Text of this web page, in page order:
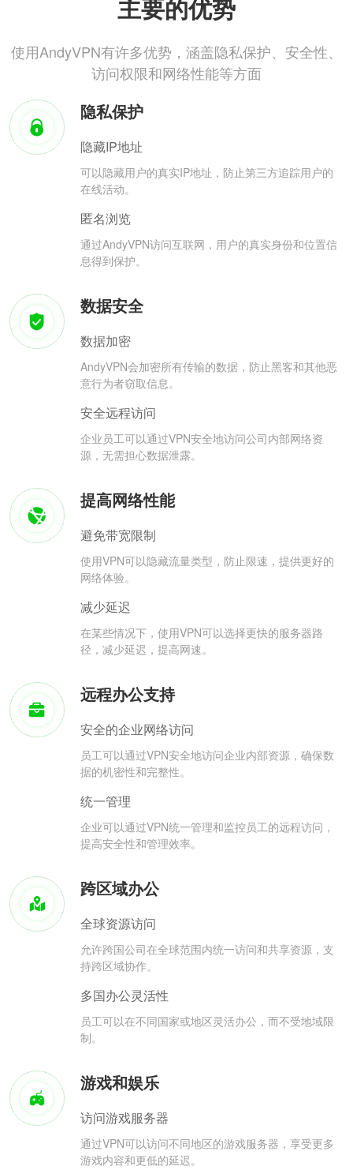
主要的优势
使用AndyVPN有许多优势，涵盖隐私保护、安全性、
访问权限和网络性能等方面
隐私保护
隐藏IP地址
可以隐藏用户的真实IP地址，防止第三方追踪用户的
在线活动。
匿名浏览
通过AndyVPN访问互联网，用户的真实身份和位置信
息得到保护。
数据安全
数据加密
AndyVPN会加密所有传输的数据，防止黑客和其他恶
意行为者窃取信息。
安全远程访问
企业员工可以通过VPN安全地访问公司内部网络资
源，无需担心数据泄露。
提高网络性能
避免带宽限制
使用VPN可以隐藏流量类型，防止限速，提供更好的
网络体验。
减少延迟
在某些情况下，使用VPN可以选择更快的服务器路
径，减少延迟，提高网速。
远程办公支持
安全的企业网络访问
员工可以通过VPN安全地访问企业内部资源，确保数
据的机密性和完整性。
统一管理
企业可以通过VPN统一管理和监控员工的远程访问，
提高安全性和管理效率。
跨区域办公
全球资源访问
允许跨国公司在全球范围内统一访问和共享资源，支
持跨区域协作。
多国办公灵活性
员工可以在不同国家或地区灵活办公，而不受地域限
制。
游戏和娱乐
访问游戏服务器
通过VPN可以访问不同地区的游戏服务器，享受更多
游戏内容和更低的延迟。